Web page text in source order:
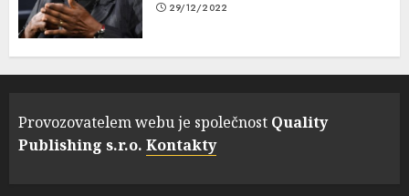
29/12/2022
Provozovatelem webu je společnost Quality
Publishing s.r.o. Kontakty